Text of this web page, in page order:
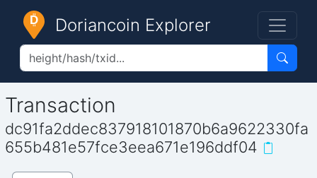
Doriancoin Explorer
Transaction
dc91fa2ddec837918101870b6a9622330fa
655b481e57fce3eea671e196ddf04